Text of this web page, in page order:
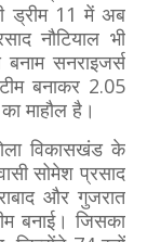
ड्रीम 11 में अब
नौटियाल भी
सनराइजर्स
बनाकर 2.05
माहौल है।
विकासखंड के
सोमेश प्रसाद
और गुजरात
बनाई। जिसका